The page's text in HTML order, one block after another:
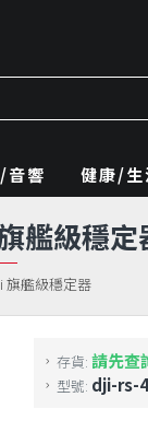
音響 健康/生
旗艦級穩定器
艦級穩定
存貨: 請先查
型號: dji-rs-